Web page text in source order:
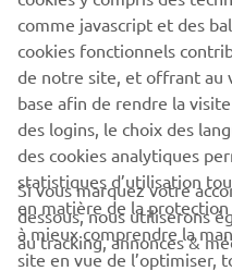
CORPORATE
BUSINESS
comme javascript et des
cookies fonctionnels
de notre site, et offrant au
base afin de rendre la
des logins, le choix des
des cookies analytiques
statistiques d’utilisation
en matière de la protection
à mieux comprendre la
site en vue de l’optimiser,
Si vous marquez votre
dessous, nous utiliserons
au tracking, annonces &